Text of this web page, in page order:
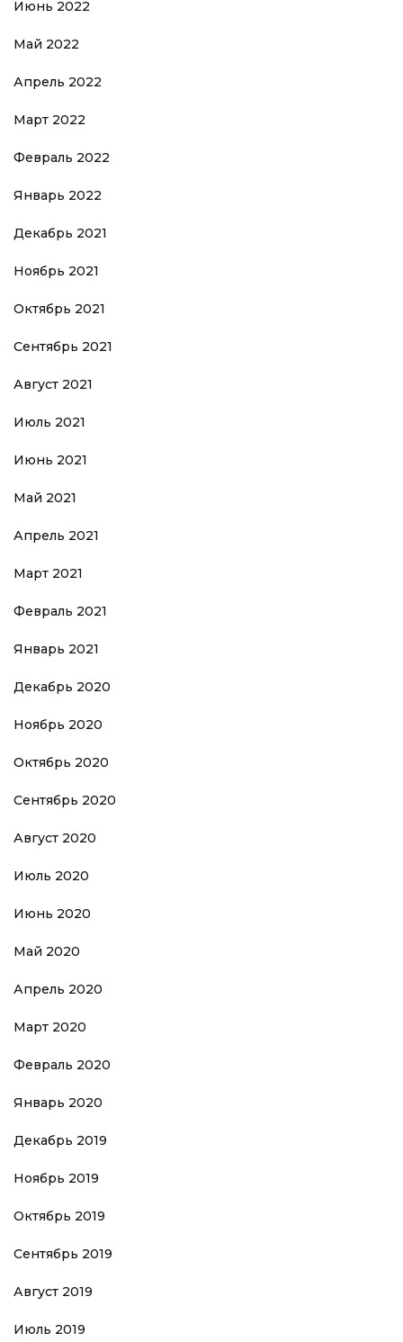
Июнь 2022
Май 2022
Апрель 2022
Март 2022
Февраль 2022
Январь 2022
Декабрь 2021
Ноябрь 2021
Октябрь 2021
Сентябрь 2021
Август 2021
Июль 2021
Июнь 2021
Май 2021
Апрель 2021
Март 2021
Февраль 2021
Январь 2021
Декабрь 2020
Ноябрь 2020
Октябрь 2020
Сентябрь 2020
Август 2020
Июль 2020
Июнь 2020
Май 2020
Апрель 2020
Март 2020
Февраль 2020
Январь 2020
Декабрь 2019
Ноябрь 2019
Октябрь 2019
Сентябрь 2019
Август 2019
Июль 2019